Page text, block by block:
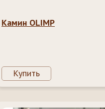
Камин OLIMP
Купить